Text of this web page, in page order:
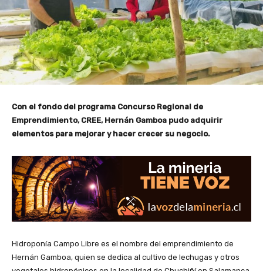
Con el fondo del programa Concurso Regional de
Emprendimiento, CREE, Hernán Gamboa pudo adquirir
elementos para mejorar y hacer crecer su negocio.
Hidroponía Campo Libre es el nombre del emprendimiento de
Hernán Gamboa, quien se dedica al cultivo de lechugas y otros